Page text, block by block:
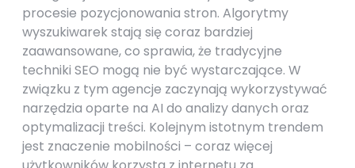
procesie pozycjonowania stron. Algorytmy
wyszukiwarek stają się coraz bardziej
zaawansowane, co sprawia, że tradycyjne
techniki SEO mogą nie być wystarczające. W
związku z tym agencje zaczynają wykorzystywać
narzędzia oparte na AI do analizy danych oraz
optymalizacji treści. Kolejnym istotnym trendem
jest znaczenie mobilności – coraz więcej